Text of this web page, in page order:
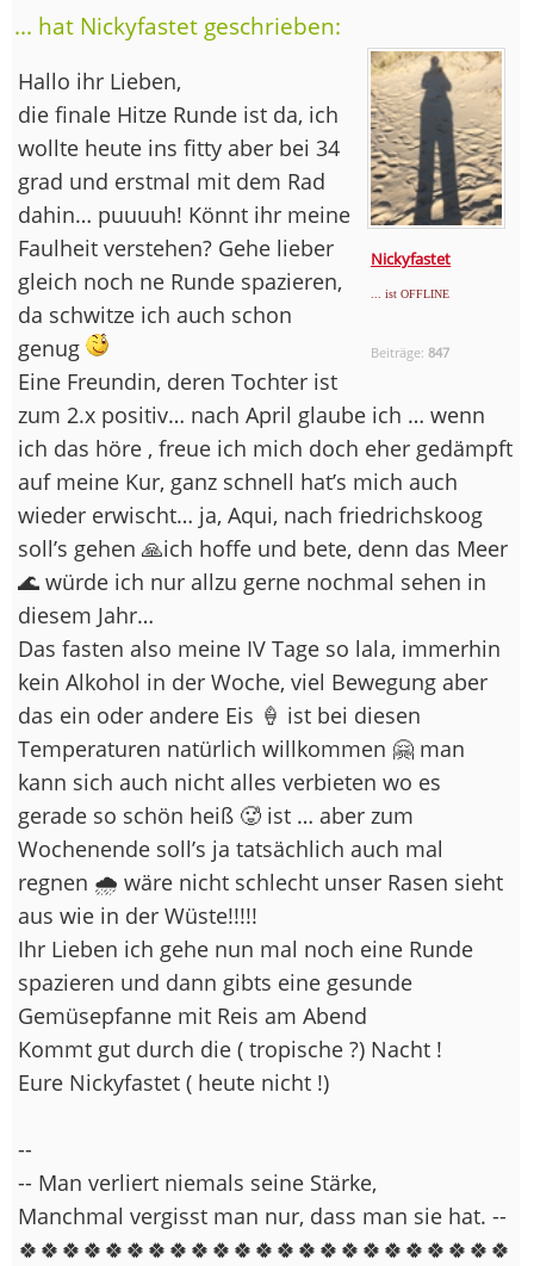
... hat Nickyfastet geschrieben:
Nickyfastet
... ist OFFLINE
Beiträge:847
Hallo ihr Lieben,
die finale Hitze Runde ist da, ich
wollte heute ins fitty aber bei 34
grad und erstmal mit dem Rad
dahin… puuuuh! Könnt ihr meine
Faulheit verstehen? Gehe lieber
gleich noch ne Runde spazieren,
da schwitze ich auch schon
genug
Eine Freundin, deren Tochter ist
zum 2.x positiv… nach April glaube ich … wenn
ich das höre , freue ich mich doch eher gedämpft
auf meine Kur, ganz schnell hat’s mich auch
wieder erwischt… ja, Aqui, nach friedrichskoog
soll’s gehen 🙏ich hoffe und bete, denn das Meer
🌊 würde ich nur allzu gerne nochmal sehen in
diesem Jahr…
Das fasten also meine IV Tage so lala, immerhin
kein Alkohol in der Woche, viel Bewegung aber
das ein oder andere Eis 🍦 ist bei diesen
Temperaturen natürlich willkommen 🤗 man
kann sich auch nicht alles verbieten wo es
gerade so schön heiß 🥵 ist … aber zum
Wochenende soll’s ja tatsächlich auch mal
regnen 🌧 wäre nicht schlecht unser Rasen sieht
aus wie in der Wüste!!!!!
Ihr Lieben ich gehe nun mal noch eine Runde
spazieren und dann gibts eine gesunde
Gemüsepfanne mit Reis am Abend
Kommt gut durch die ( tropische ?) Nacht !
Eure Nickyfastet ( heute nicht !)
--
-- Man verliert niemals seine Stärke,
Manchmal vergisst man nur, dass man sie hat. --
🍀🍀🍀🍀🍀🍀🍀🍀🍀🍀🍀🍀🍀🍀🍀🍀🍀🍀🍀🍀🍀🍀🍀